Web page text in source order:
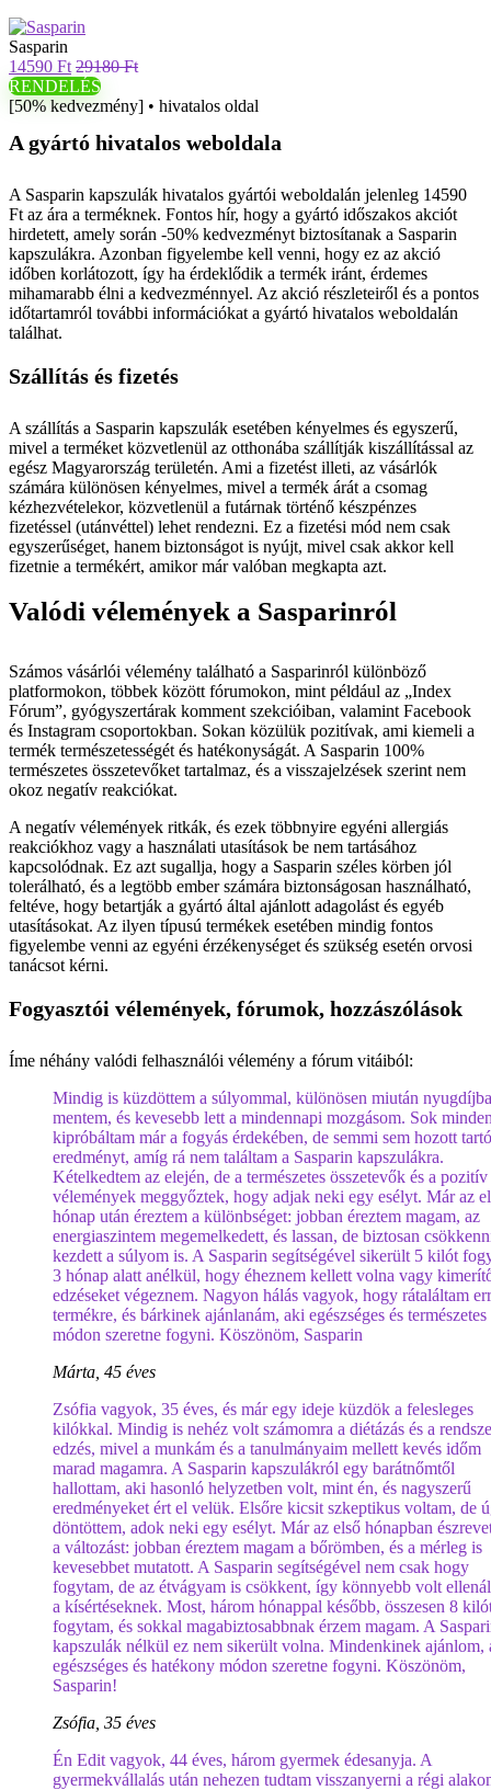
Sasparin
14590 Ft 29180 Ft
RENDELÉS
[50% kedvezmény] • hivatalos oldal
A gyártó hivatalos weboldala
A Sasparin kapszulák hivatalos gyártói weboldalán jelenleg 14590
Ft az ára a terméknek. Fontos hír, hogy a gyártó időszakos akciót
hirdetett, amely során -50% kedvezményt biztosítanak a Sasparin
kapszulákra. Azonban figyelembe kell venni, hogy ez az akció
időben korlátozott, így ha érdeklődik a termék iránt, érdemes
mihamarabb élni a kedvezménnyel. Az akció részleteiről és a pontos
időtartamról további információkat a gyártó hivatalos weboldalán
találhat.
Szállítás és fizetés
A szállítás a Sasparin kapszulák esetében kényelmes és egyszerű,
mivel a terméket közvetlenül az otthonába szállítják kiszállítással az
egész Magyarország területén. Ami a fizetést illeti, az vásárlók
számára különösen kényelmes, mivel a termék árát a csomag
kézhezvételekor, közvetlenül a futárnak történő készpénzes
fizetéssel (utánvéttel) lehet rendezni. Ez a fizetési mód nem csak
egyszerűséget, hanem biztonságot is nyújt, mivel csak akkor kell
fizetnie a termékért, amikor már valóban megkapta azt.
Valódi vélemények a Sasparinról
Számos vásárlói vélemény található a Sasparinról különböző
platformokon, többek között fórumokon, mint például az „Index
Fórum”, gyógyszertárak komment szekcióiban, valamint Facebook
és Instagram csoportokban. Sokan közülük pozitívak, ami kiemeli a
termék természetességét és hatékonyságát. A Sasparin 100%
természetes összetevőket tartalmaz, és a visszajelzések szerint nem
okoz negatív reakciókat.
A negatív vélemények ritkák, és ezek többnyire egyéni allergiás
reakciókhoz vagy a használati utasítások be nem tartásához
kapcsolódnak. Ez azt sugallja, hogy a Sasparin széles körben jól
tolerálható, és a legtöbb ember számára biztonságosan használható,
feltéve, hogy betartják a gyártó által ajánlott adagolást és egyéb
utasításokat. Az ilyen típusú termékek esetében mindig fontos
figyelembe venni az egyéni érzékenységet és szükség esetén orvosi
tanácsot kérni.
Fogyasztói vélemények, fórumok, hozzászólások
Íme néhány valódi felhasználói vélemény a fórum vitáiból:
Mindig is küzdöttem a súlyommal, különösen miután nyugdíjba
mentem, és kevesebb lett a mindennapi mozgásom. Sok
kipróbáltam már a fogyás érdekében, de semmi sem hozott
eredményt, amíg rá nem találtam a Sasparin kapszulákra.
Kételkedtem az elején, de a természetes összetevők és a pozitív
vélemények meggyőztek, hogy adjak neki egy esélyt. Már az
hónap után éreztem a különbséget: jobban éreztem magam, az
energiaszintem megemelkedett, és lassan, de biztosan
kezdett a súlyom is. A Sasparin segítségével sikerült 5 kilót
3 hónap alatt anélkül, hogy éheznem kellett volna vagy
edzéseket végeznem. Nagyon hálás vagyok, hogy rátaláltam
termékre, és bárkinek ajánlanám, aki egészséges és természetes
módon szeretne fogyni. Köszönöm, Sasparin
Márta, 45 éves
Zsófia vagyok, 35 éves, és már egy ideje küzdök a felesleges
kilókkal. Mindig is nehéz volt számomra a diétázás és a
edzés, mivel a munkám és a tanulmányaim mellett kevés időm
marad magamra. A Sasparin kapszulákról egy barátnőmtől
hallottam, aki hasonló helyzetben volt, mint én, és nagyszerű
eredményeket ért el velük. Elsőre kicsit szkeptikus voltam, de
döntöttem, adok neki egy esélyt. Már az első hónapban
a változást: jobban éreztem magam a bőrömben, és a mérleg is
kevesebbet mutatott. A Sasparin segítségével nem csak hogy
fogytam, de az étvágyam is csökkent, így könnyebb volt
a kísértéseknek. Most, három hónappal később, összesen 8
fogytam, és sokkal magabiztosabbnak érzem magam. A
kapszulák nélkül ez nem sikerült volna. Mindenkinek ajánlom,
egészséges és hatékony módon szeretne fogyni. Köszönöm,
Sasparin!
Zsófia, 35 éves
Én Edit vagyok, 44 éves, három gyermek édesanyja. A
gyermekvállalás után nehezen tudtam visszanyerni a régi